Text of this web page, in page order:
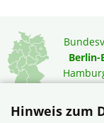
Berlin-
Hinweis zum